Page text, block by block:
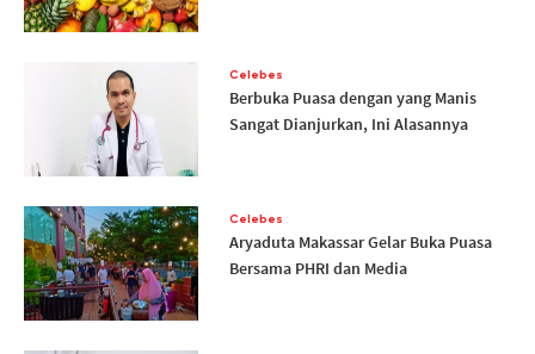
Celebes
Berbuka Puasa dengan yang Manis
Sangat Dianjurkan, Ini Alasannya
Celebes
Aryaduta Makassar Gelar Buka Puasa
Bersama PHRI dan Media